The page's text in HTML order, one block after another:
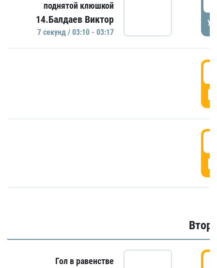
поднятой клюшкой
14.Балдаев Виктор
7 секунд / 03:10 - 03:17
Гол в равенстве